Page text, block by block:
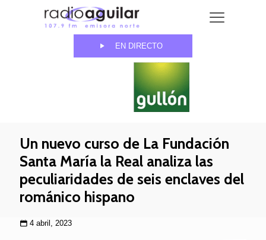
EN DIRECTO
Un nuevo curso de La Fundación
Santa María la Real analiza las
peculiaridades de seis enclaves del
románico hispano
4 abril, 2023